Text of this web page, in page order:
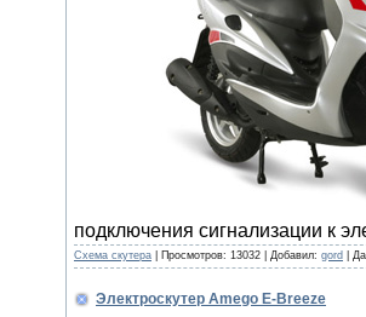
подключения сигнализации к
Cхема скутера Просмотров: 13032 Добавил: gord
Электроскутер Amego E-Breeze